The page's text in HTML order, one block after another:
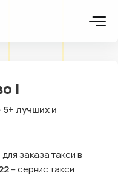
|
5+ лучших и
заказа такси в
– сервис такси